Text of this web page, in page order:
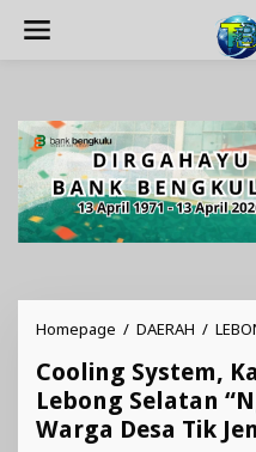
Homepage / DAERAH /
Cooling System,
Lebong Selatan
Warga Desa Tik